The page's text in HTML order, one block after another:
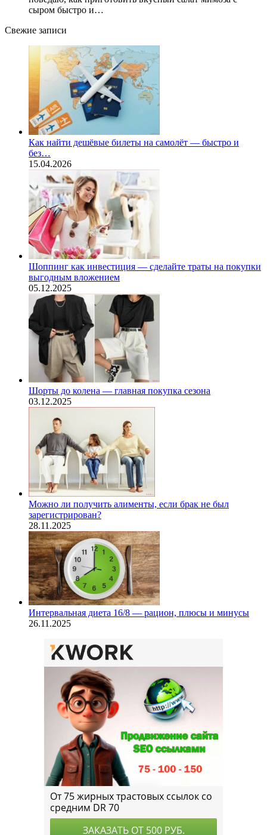
сыром быстро и…
Свежие записи
Как найти дешёвые билеты на самолёт — быстро и
без…
15.04.2026
Шоппинг как инвестиция — сделайте траты на покупки
выгодным вложением
05.12.2025
Шорты до колена — главная покупка сезона
03.12.2025
Можно ли получить алименты, если брак не был
зарегистрирован?
28.11.2025
Интервальная диета 16/8 — рацион, плюсы и минусы
26.11.2025